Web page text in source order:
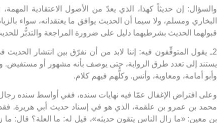
والسؤال: إن حديثاً كهذا، الذي يعدّ من الأصول الاعتقادية
البخاري ومسلم، ولا سيما أن الحديث يوافق ما يعتقدانه، سواء
قبولهما الحديث بشرطيهما دليل على ضرورة المراجعة والتدبُّر
2ـ يقول المتوقِّفون فيه: إننا لابد من أن نفرّق بين انتشار الحديث
يستند إلى تعدد طرق الرواية، حتى يوصف بأنه مشهور أو مستفيض.
وأبو أمامة، ومعاوية، وأنس. وكلُّهم فيهم كلام.
وعلى افتراض الإغفال عمّا فيه نهايات سنده، ففي أواسط سنده رجال
محمد بن عمرو بن علقمة، الذي هو في إسناد حديث أبي هريرة.
بن معين: «ما زال الناس يتقون حديثه»، قيل له: ما العلة؟ قال: